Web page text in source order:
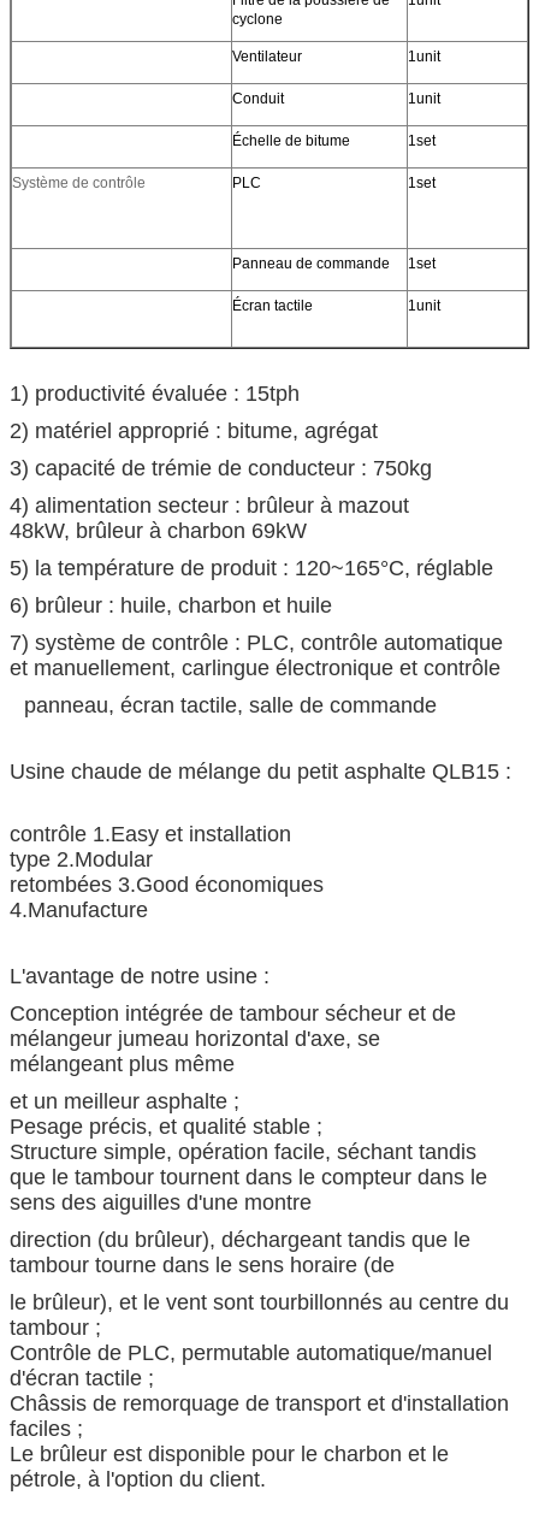
cyclone
Ventilateur 1unit
Conduit 1unit
Échelle de bitume 1set
Système de contrôle PLC 1set
Panneau de commande 1set
Écran tactile 1unit
1) productivité évaluée : 15tph
2) matériel approprié : bitume, agrégat
3) capacité de trémie de conducteur : 750kg
4) alimentation secteur : brûleur à mazout
48kW, brûleur à charbon 69kW
5) la température de produit : 120~165°C, réglable
6) brûleur : huile, charbon et huile
7) système de contrôle : PLC, contrôle automatique
et manuellement, carlingue électronique et contrôle
panneau, écran tactile, salle de commande
Usine chaude de mélange du petit asphalte QLB15 :
contrôle 1.Easy et installation
type 2.Modular
retombées 3.Good économiques
4.Manufacture
L'avantage de notre usine :
Conception intégrée de tambour sécheur et de
mélangeur jumeau horizontal d'axe, se
mélangeant plus même
et un meilleur asphalte ;
Pesage précis, et qualité stable ;
Structure simple, opération facile, séchant tandis
que le tambour tournent dans le compteur dans le
sens des aiguilles d'une montre
direction (du brûleur), déchargeant tandis que le
tambour tourne dans le sens horaire (de
le brûleur), et le vent sont tourbillonnés au centre du
tambour ;
Contrôle de PLC, permutable automatique/manuel
d'écran tactile ;
Châssis de remorquage de transport et d'installation
faciles ;
Le brûleur est disponible pour le charbon et le
pétrole, à l'option du client.